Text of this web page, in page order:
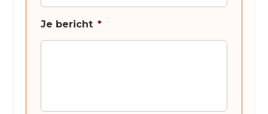
Je bericht *